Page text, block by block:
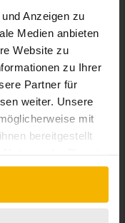
Anzeigen zu
Medien anbieten
Website zu
zu Ihrer
Partner für
weiter. Unsere
mit
bereitgestellt